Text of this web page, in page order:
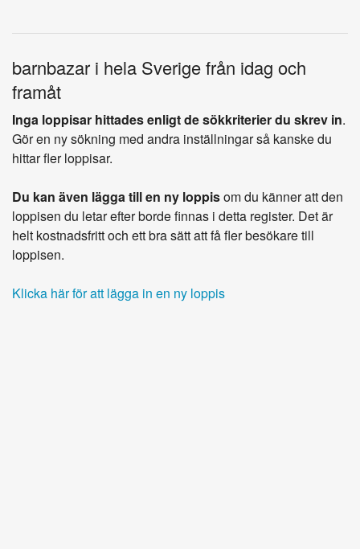
barnbazar i hela Sverige från idag och
framåt
Inga loppisar hittades enligt de sökkriterier du skrev in.
Gör en ny sökning med andra inställningar så kanske du
hittar fler loppisar.
Du kan även lägga till en ny loppisom du känner att den
loppisen du letar efter borde finnas i detta register. Det är
helt kostnadsfritt och ett bra sätt att få fler besökare till
loppisen.
Klicka här för att lägga in en ny loppis